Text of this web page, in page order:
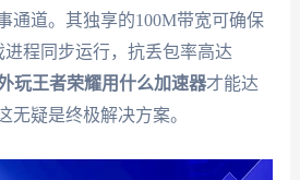
通道。其独享的100M带宽可确保
进程同步运行，抗丢包率高达
玩王者荣耀用什么加速器才能达
无疑是终极解决方案。